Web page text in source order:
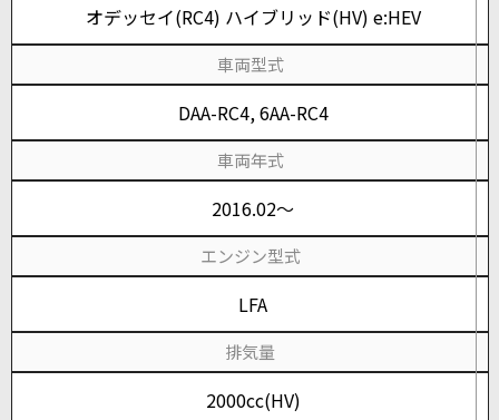
オデッセイ(RC4) ハイブリッド(HV) e:HEV
車両型式
DAA-RC4, 6AA-RC4
車両年式
2016.02～
エンジン型式
LFA
排気量
2000cc(HV)